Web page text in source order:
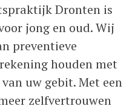
Dronten is
jong en oud. Wij
preventieve
houden met
uw gebit. Met een
zelfvertrouwen